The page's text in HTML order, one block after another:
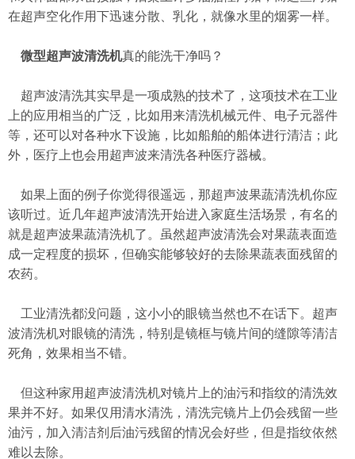
在超声空化作用下迅速分散、乳化，就像水里的烟雾一样。
微型超声波清洗机真的能洗干净吗？
超声波清洗其实早是一项成熟的技术了，这项技术在工业
上的应用相当的广泛，比如用来清洗机械元件、电子元器件
等，还可以对各种水下设施，比如船舶的船体进行清洁；此
外，医疗上也会用超声波来清洗各种医疗器械。
如果上面的例子你觉得很遥远，那超声波果蔬清洗机你应
该听过。近几年超声波清洗开始进入家庭生活场景，有名的
就是超声波果蔬清洗机了。虽然超声波清洗会对果蔬表面造
成一定程度的损坏，但确实能够较好的去除果蔬表面残留的
农药。
工业清洗都没问题，这小小的眼镜当然也不在话下。超声
波清洗机对眼镜的清洗，特别是镜框与镜片间的缝隙等清洁
死角，效果相当不错。
但这种家用超声波清洗机对镜片上的油污和指纹的清洗效
果并不好。如果仅用清水清洗，清洗完镜片上仍会残留一些
油污，加入清洁剂后油污残留的情况会好些，但是指纹依然
难以去除。